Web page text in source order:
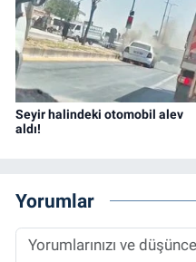
Seyir halindeki otomobil alev
aldı!
Yorumlar